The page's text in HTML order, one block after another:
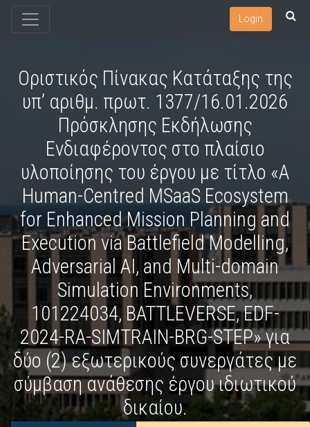
Login
Οριστικός Πίνακας Κατάταξης της
υπ’ αριθμ. πρωτ. 1377/16.01.2026
Πρόσκλησης Εκδήλωσης
Ενδιαφέροντος στο πλαίσιο
υλοποίησης του έργου με τίτλο «A
Human-Centred MSaaS Ecosystem
for Enhanced Mission Planning and
Execution via Battlefield Modelling,
Adversarial AI, and Multi-domain
Simulation Environments,
101224034, BATTLEVERSE, EDF-
2024-RA-SIMTRAIN-BRG-STEP» για
δύο (2) εξωτερικούς συνεργάτες με
σύμβαση ανάθεσης έργου ιδιωτικού
δικαίου.